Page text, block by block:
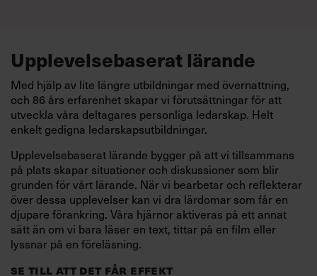
Upplevelsebaserat lärande
Med hjälp av lite längre utbildningar med övernattning,
och 86 års erfarenhet skapar vi förutsättningar för att
utveckla våra deltagares personliga ledarskap. Helt
enkelt gedigna ledarskapsutbildningar.
Upplevelsebaserat lärande bygger på att vi tillsammans
på plats skapar situationer och diskussioner som blir
grunden för vårt lärande. När vi bearbetar och reflekterar
över dessa upplevelser kan vi dra lärdomar som får en
djupare förankring. Våra hjärnor aktiveras på ett annat
sätt än om vi bara läser en text, tittar på en film eller
lyssnar på en föreläsning.
SE TILL ATT DET FÅR EFFEKT